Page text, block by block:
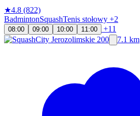
★4.8 (822)
BadmintonSquashTenis stołowy +2
08:00 09:00 10:00 11:00
+11
7.1 km